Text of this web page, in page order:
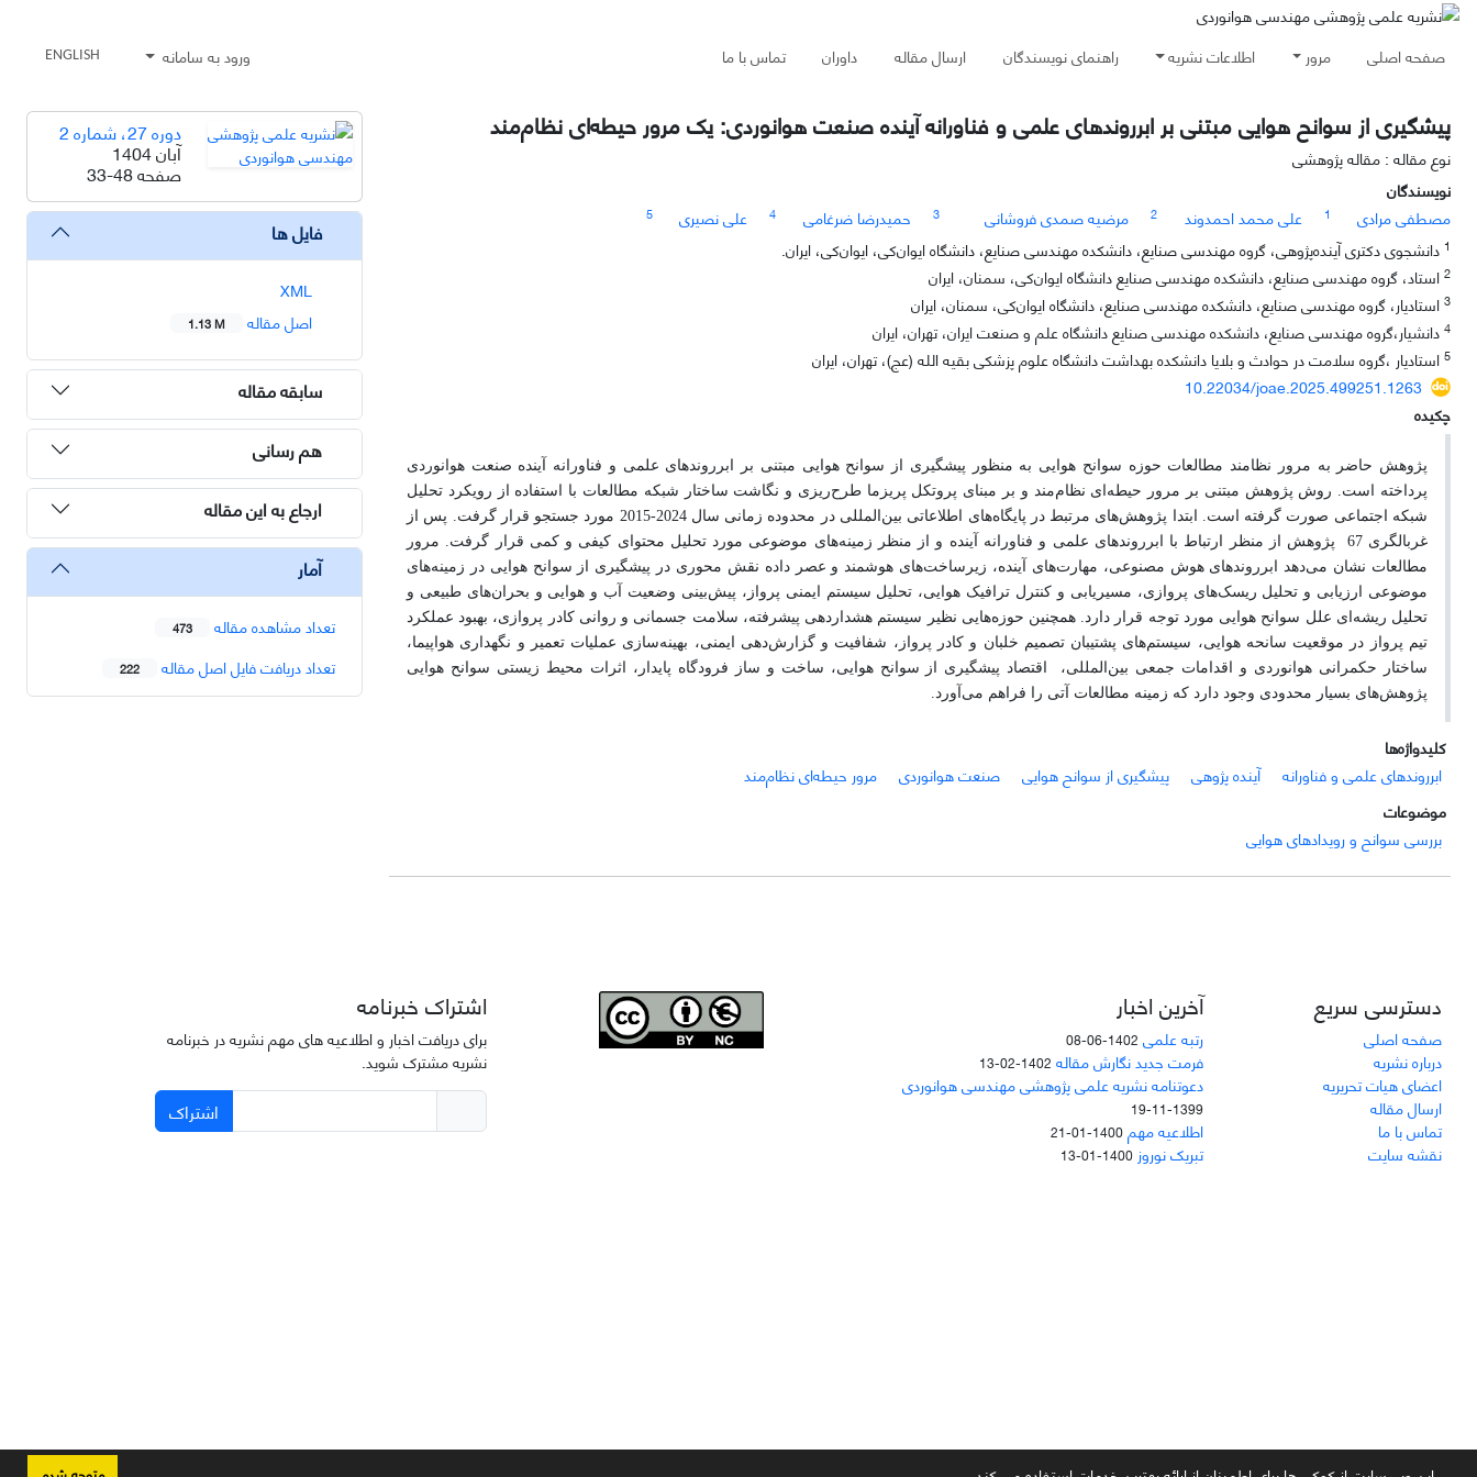
صفحه اصلی مرور اطلاعات نشریه راهنمای نویسندگان ارسال مقاله داوران تماس با ما ورود به سامانه ENGLISH
پیشگیری از سوانح هوایی مبتنی بر ابرروندهای علمی و فناورانه آینده صنعت هوانوردی: یک مرور حیطه‌ای نظام‌مند
نوع مقاله : مقاله پژوهشی
نویسندگان
مصطفی مرادی
1 علی محمد احمدوند 2 مرضیه صمدی فروشانی 3 حمیدرضا ضرغامی 4 علی نصیری
5
1 دانشجوی دکتری آینده‌پژوهی، گروه مهندسی صنایع، دانشکده مهندسی صنایع، دانشگاه ایوان‌کی، ایوان‌کی، ایران.
2 استاد، گروه مهندسی صنایع، دانشکده مهندسی صنایع دانشگاه ایوان‌کی، سمنان، ایران
3 استادیار، گروه مهندسی صنایع، دانشکده مهندسی صنایع، دانشگاه ایوان‌کی، سمنان، ایران
4 دانشیار،گروه مهندسی صنایع، دانشکده مهندسی صنایع دانشگاه علم و صنعت ایران، تهران، ایران
5 استادیار ،گروه سلامت در حوادث و بلایا دانشکده بهداشت دانشگاه علوم پزشکی بقیه الله (عج)، تهران، ایران
10.22034/joae.2025.499251.1263
چکیده
پژوهش حاضر به مرور نظامند مطالعات حوزه سوانح هوایی به منظور پیشگیری از سوانح هوایی مبتنی بر ابرروندهای علمی و فناورانه آینده صنعت هوانوردی
پرداخته است. روش پژوهش مبتنی بر مرور حیطه‌ای نظام‌مند و بر مبنای پروتکل پریزما طرح‌ریزی و نگاشت ساختار شبکه مطالعات با استفاده از رویکرد تحلیل
شبکه اجتماعی صورت گرفته است. ابتدا پژوهش‌های مرتبط در پایگاه‌های اطلاعاتی بین‌المللی در محدوده زمانی سال 2024-2015 مورد جستجو قرار گرفت. پس از
غربالگری 67
پژوهش از منظر ارتباط با ابرروندهای علمی و فناورانه آینده و از منظر زمینه‌های موضوعی مورد تحلیل محتوای کیفی و کمی قرار گرفت. مرور
مطالعات نشان می‌دهد
ابرروندهای هوش مصنوعی، مهارت‌های آینده، زیرساخت‌های هوشمند و عصر داده نقش محوری در پیشگیری از سوانح هوایی در زمینه‌های
موضوعی ارزیابی و تحلیل ریسک‌های پروازی، مسیریابی و کنترل ترافیک هوایی، تحلیل سیستم ایمنی پرواز، پیش‌بینی وضعیت آب و هوایی و بحران‌های طبیعی و
تحلیل ریشه‌ای علل سوانح هوایی مورد توجه قرار دارد. همچنین حوزه‌هایی نظیر سیستم هشداردهی پیشرفته، سلامت جسمانی و روانی کادر پروازی، بهبود عملکرد
تیم پرواز در موقعیت سانحه هوایی، سیستم‌های پشتیبان تصمیم خلبان و کادر پرواز، شفافیت و گزارش‎‎‌دهی ایمنی، بهینه‌سازی عملیات تعمیر و نگهداری هواپیما،
ساختار حکمرانی هوانوردی و اقدامات جمعی بین‌المللی،
اقتصاد پیشگیری از سوانح هوایی، ساخت و ساز فرودگاه پایدار، اثرات محیط زیستی سوانح هوایی
پژوهش‌های بسیار محدودی وجود دارد که زمینه مطالعات آتی را فراهم می‌آورد.
کلیدواژه‌ها
ابرروندهای علمی و فناورانه
آینده پژوهی پیشگیری از سوانح هوایی صنعت هوانوردی
مرور حیطه‌ای نظام‌مند
موضوعات
بررسی سوانح و رویدادهای هوایی
دوره 27، شماره 2
آبان 1404
صفحه33-48
فایل ها
XML
اصل مقاله
1.13 M
سابقه مقاله
هم رسانی
ارجاع به این مقاله
آمار
تعداد مشاهده مقاله 473
تعداد دریافت فایل اصل مقاله 222
دسترسی سریع
صفحه اصلی
درباره نشریه
اعضای هیات تحریریه
ارسال مقاله
تماس با ما
نقشه سایت
آخرین اخبار
رتبه علمی 1402-06-08
فرمت جدید نگارش مقاله 1402-02-13
دعوتنامه نشریه علمی پژوهشی مهندسی هوانوردی
1399-11-19
اطلاعیه مهم1400-01-21
تبریک نوروز 1400-01-13
اشتراک خبرنامه
برای دریافت اخبار و اطلاعیه های مهم نشریه در خبرنامه
نشریه مشترک شوید.
اشتراک
سامانه مدیریت نشریات علمی.طراحی و پیاده سازی ازسیناوب